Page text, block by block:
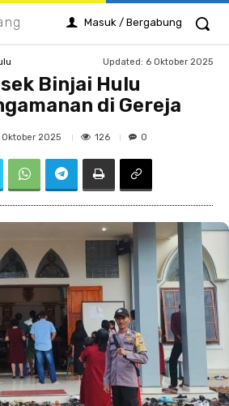
Masuk / Bergabung
Updated: 6 Oktober 2025
Binjai Hulu
di Gereja
Oktober 2025 126 0